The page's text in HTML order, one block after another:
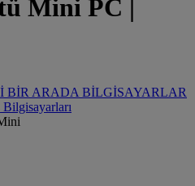
Mini PC |
BİR ARADA BİLGİSAYARLAR